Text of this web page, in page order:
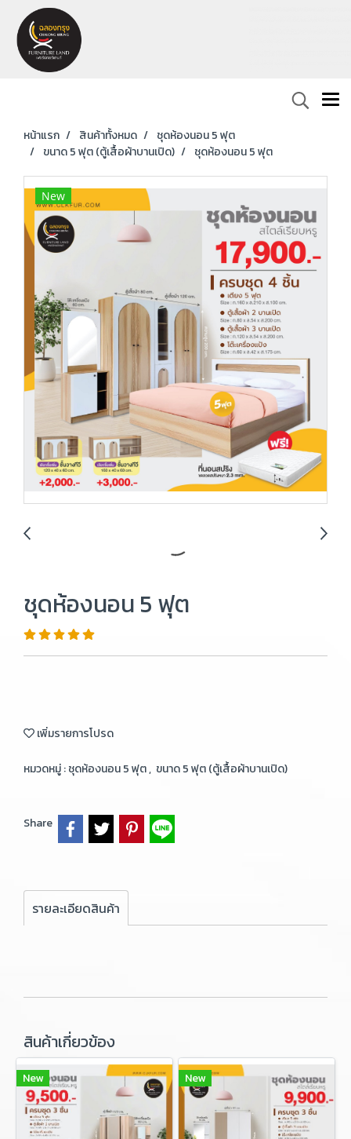
หน้าแรก สินค้าทั้งหมด
ชุดห้องนอน 5 ฟุต
ขนาด 5 ฟุต (ตู้เสื้อผ้าบานเปิด)
ชุดห้องนอน 5 ฟุต
New
ชุดห้องนอน 5 ฟุต
เพิ่มรายการโปรด
หมวดหมู่ :ชุดห้องนอน 5 ฟุต, ขนาด 5 ฟุต (ตู้เสื้อผ้าบานเปิด)
Share
รายละเอียดสินค้า
สินค้าเกี่ยวข้อง
New New